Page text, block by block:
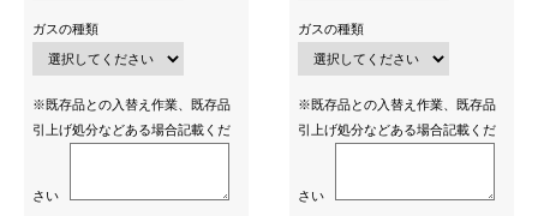
ガスの種類
※既存品との入替え作業、既存品
引上げ処分などある場合記載くだ
さい
ガスの種類
※既存品との入替え作業、既存品
引上げ処分などある場合記載くだ
さい